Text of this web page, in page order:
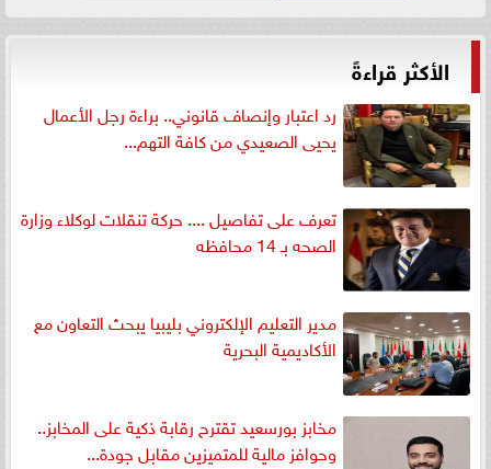
الأكثر قراءةً
رد اعتبار وإنصاف قانوني.. براءة رجل الأعمال
يحيى الصعيدي من كافة التهم...
تعرف على تفاصيل .... حركة تنقلات لوكلاء وزارة
الصحه بـ 14 محافظه
مدير التعليم الإلكتروني بليبيا يبحث التعاون مع
الأكاديمية البحرية
مخابز بورسعيد تقترح رقابة ذكية على المخابز..
وحوافز مالية للمتميزين مقابل جودة...